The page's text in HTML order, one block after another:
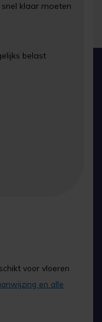
klaar moeten
belast
voor vloeren
en alle